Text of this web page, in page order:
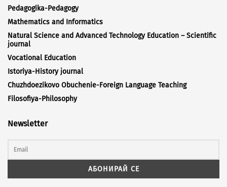
Pedagogika-Pedagogy
Mathematics and Informatics
Natural Science and Advanced Technology Education – Scientific
journal
Vocational Education
Istoriya-History journal
Chuzhdoezikovo Obuchenie-Foreign Language Teaching
Filosofiya-Philosophy
Newsletter